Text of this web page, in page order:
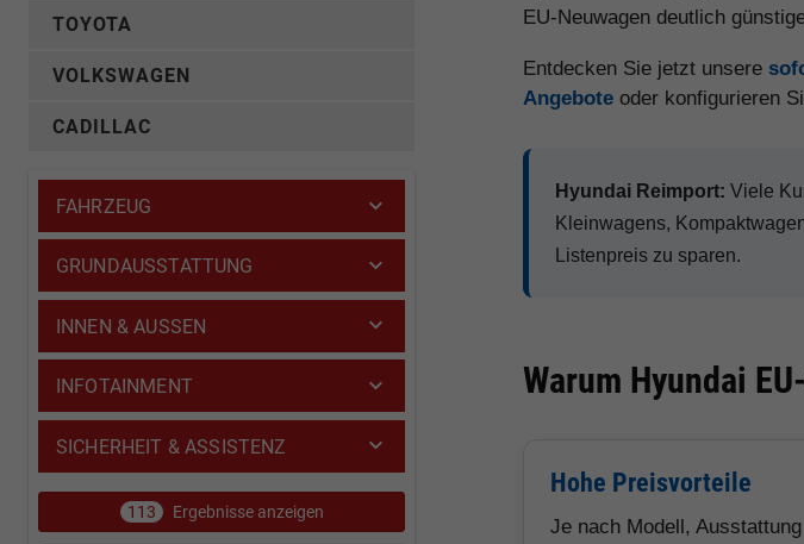
EU-Neuwagen deutlich
Entdecken Sie jetzt unsere
Angebote oder konfigurieren
Hyundai Reimport: Viele
Kleinwagens,
Listenpreis zu sparen.
Warum Hyundai
Hohe Preisvorteile
Je nach Modell, Ausstattung
TOYOTA
VOLKSWAGEN
CADILLAC
FAHRZEUG
GRUNDAUSSTATTUNG
INNEN & AUSSEN
INFOTAINMENT
SICHERHEIT & ASSISTENZ
113 Ergebnisse anzeigen